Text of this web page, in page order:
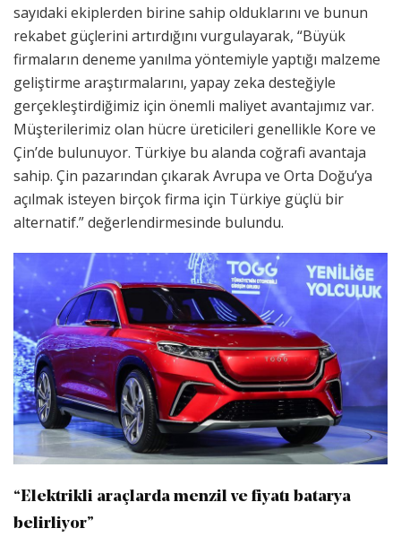
sayıdaki ekiplerden birine sahip olduklarını ve bunun
rekabet güçlerini artırdığını vurgulayarak, “Büyük
firmaların deneme yanılma yöntemiyle yaptığı malzeme
geliştirme araştırmalarını, yapay zeka desteğiyle
gerçekleştirdiğimiz için önemli maliyet avantajımız var.
Müşterilerimiz olan hücre üreticileri genellikle Kore ve
Çin’de bulunuyor. Türkiye bu alanda coğrafi avantaja
sahip. Çin pazarından çıkarak Avrupa ve Orta Doğu’ya
açılmak isteyen birçok firma için Türkiye güçlü bir
alternatif.” değerlendirmesinde bulundu.
“Elektrikli araçlarda menzil ve fiyatı batarya
belirliyor”